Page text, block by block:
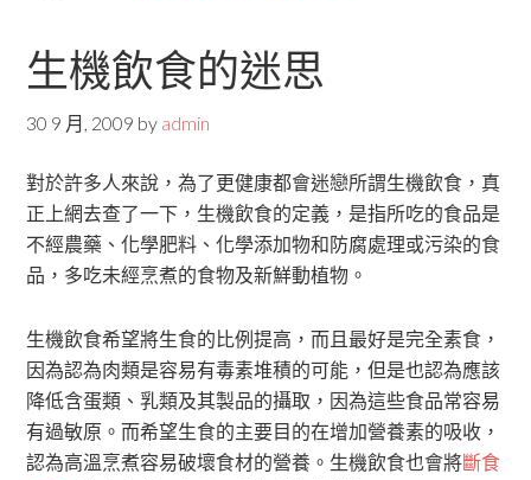
生機飲食的迷思
30 9 月, 2009 by admin
對於許多人來說，為了更健康都會迷戀所謂生機飲食，真
正上網去查了一下，生機飲食的定義，是指所吃的食品是
不經農藥、化學肥料、化學添加物和防腐處理或污染的食
品，多吃未經烹煮的食物及新鮮動植物。
生機飲食希望將生食的比例提高，而且最好是完全素食，
因為認為肉類是容易有毒素堆積的可能，但是也認為應該
降低含蛋類、乳類及其製品的攝取，因為這些食品常容易
有過敏原。而希望生食的主要目的在增加營養素的吸收，
認為高溫烹煮容易破壞食材的營養。生機飲食也會將斷食